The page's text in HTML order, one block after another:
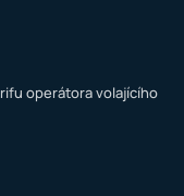
operátora volajícího